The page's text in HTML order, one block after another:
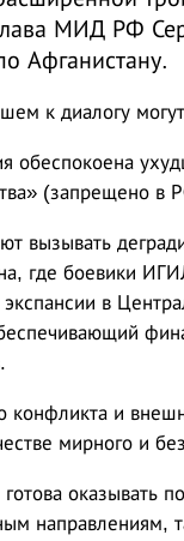
МИД РФ
Афганистану.
к диалогу
обеспокоена
(запрещено в
вызывать
где боевики
в
конфликта и
мирного и
оказывать
направлениям,